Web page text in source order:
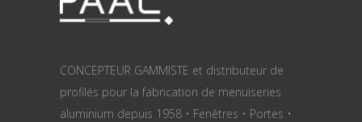
CONCEPTEUR GAMMISTE et distributeur de
profilés pour la fabrication de menuiseries
aluminium depuis 1958 • Fenêtres • Portes •